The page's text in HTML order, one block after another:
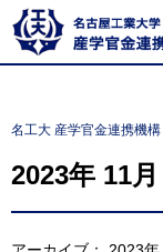
名工大 産学官金連携機構
2023年 11月